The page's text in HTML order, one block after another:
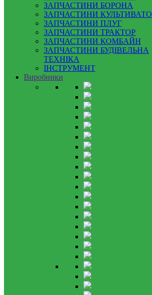
ЗАПЧАСТИНИ БОРОНА
ЗАПЧАСТИНИ
ЗАПЧАСТИНИ ПЛУГ
ЗАПЧАСТИНИ ТРАКТОР
ЗАПЧАСТИНИ КОМБАЙН
ЗАПЧАСТИНИ БУДІВЕЛЬНА
ТЕХНІКА
ІНСТРУМЕНТ
Виробники